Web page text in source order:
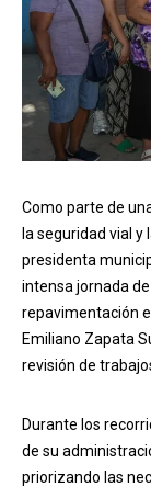
Como parte de
la seguridad vial
presidenta
intensa jornada
repavimentación
Emiliano Zapata
revisión de
Durante los
de su
priorizando las